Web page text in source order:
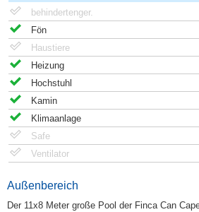
behindertenger.
Fön
Haustiere
Heizung
Hochstuhl
Kamin
Klimaanlage
Safe
Ventilator
Außenbereich
Der 11x8 Meter große Pool der Finca Can